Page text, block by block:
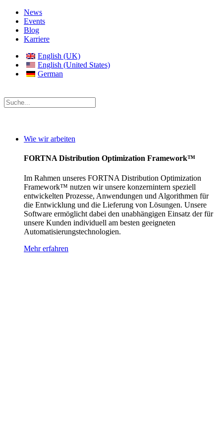
News
Events
Blog
Karriere
English (UK)
English (United States)
German
Wie wir arbeiten
FORTNA Distribution Optimization Framework™
Im Rahmen unseres FORTNA Distribution Optimization
Framework™ nutzen wir unsere konzernintern speziell
entwickelten Prozesse, Anwendungen und Algorithmen für
die Entwicklung und die Lieferung von Lösungen. Unsere
Software ermöglicht dabei den unabhängigen Einsatz der für
unsere Kunden individuell am besten geeigneten
Automatisierungstechnologien.
Mehr erfahren